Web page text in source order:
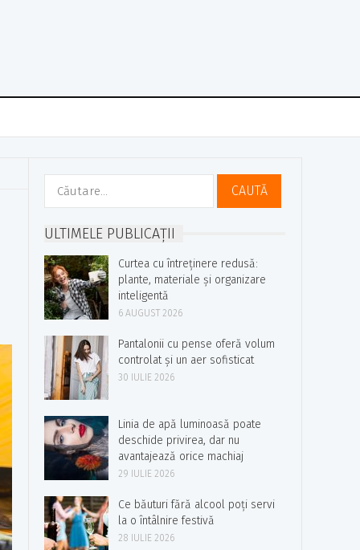
Caută
după:
ULTIMELE PUBLICAȚII
Curtea cu întreținere redusă:
plante, materiale și organizare
inteligentă
6 AUGUST 2026
Pantalonii cu pense oferă volum
controlat și un aer sofisticat
30 IULIE 2026
Linia de apă luminoasă poate
deschide privirea, dar nu
avantajează orice machiaj
29 IULIE 2026
Ce băuturi fără alcool poți servi
la o întâlnire festivă
28 IULIE 2026